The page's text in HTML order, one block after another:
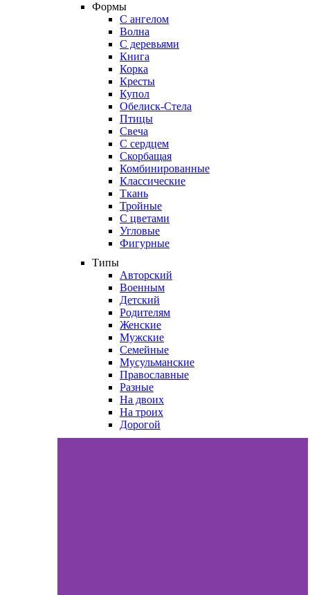
Формы
С ангелом
Волна
С деревьями
Книга
Корка
Кресты
Купол
Обелиск-Стела
Птицы
Свеча
С сердцем
Скорбащая
Комбинированные
Классические
Ткань
Тройные
С цветами
Угловые
Фигурные
Типы
Авторский
Военным
Детский
Родителям
Женские
Мужские
Семейные
Мусульманские
Православные
Разные
На двоих
На троих
Дорогой